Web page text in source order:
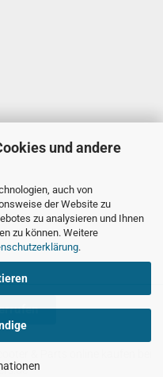
und andere
auch von
der Website zu
zu analysieren und Ihnen
zu können. Weitere
.